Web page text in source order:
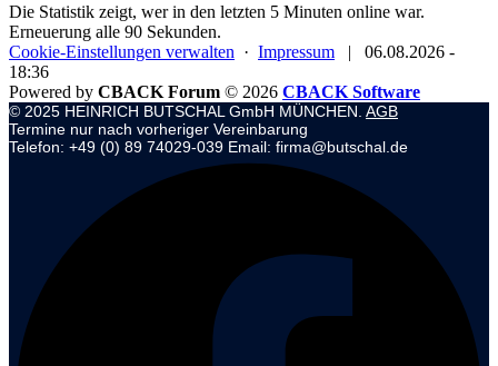
Die Statistik zeigt, wer in den letzten 5 Minuten online war.
Erneuerung alle 90 Sekunden.
Cookie-Einstellungen verwalten · Impressum |
06.08.2026 -
18:36
Powered by CBACK Forum © 2026 CBACK Software
© 2025 HEINRICH BUTSCHAL GmbH MÜNCHEN. AGB
Termine nur nach vorheriger Vereinbarung
Telefon: +49 (0) 89 74029-039 Email: firma@butschal.de